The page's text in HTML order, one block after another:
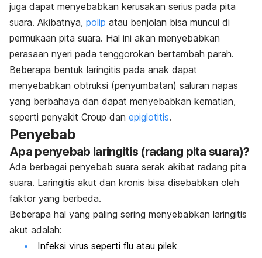
juga dapat menyebabkan kerusakan serius pada pita
suara. Akibatnya, polip atau benjolan bisa muncul di
permukaan pita suara. Hal ini akan menyebabkan
perasaan nyeri pada tenggorokan bertambah parah.
Beberapa bentuk laringitis pada anak dapat
menyebabkan obtruksi (penyumbatan) saluran napas
yang berbahaya dan dapat menyebabkan kematian,
seperti penyakit Croup dan epiglotitis.
Penyebab
Apa penyebab laringitis (radang pita suara)?
Ada berbagai penyebab suara serak akibat radang pita
suara. Laringitis akut dan kronis bisa disebabkan oleh
faktor yang berbeda.
Beberapa hal yang paling sering menyebabkan laringitis
akut adalah:
Infeksi virus seperti flu atau pilek